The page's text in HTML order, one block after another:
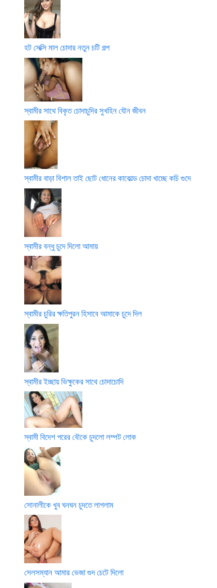
হট সেক্সি মাল চোদার নতুন চটি গল্প
স্বামীর সাথে বিকৃত চোদাচুদির সুখহিন যৌন জীবন
স্বামীর বাড়া বিশাল তাই ছোট ধোনের কাকোল্ড চোদা খাচ্ছে কচি গুদে
স্বামীর বন্ধু চুদে দিলো আমায়
স্বামীর চুরির ক্ষতিপুরন হিসাবে আমাকে চুদে দিল
স্বামীর ইচ্ছায় ভিক্ষুকের সাথে চোদাচোদি
স্বামী বিদেশ পরের বৌকে চুদলো লম্পট লোক
সোনালীকে খুব ঘনঘন চুদতে লাগলাম
সেলসম্যান আমার ভেজা গুদ চেটে দিলো